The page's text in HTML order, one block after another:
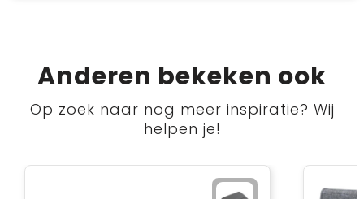
Anderen bekeken ook
Op zoek naar nog meer inspiratie? Wij
helpen je!